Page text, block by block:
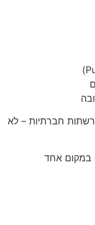
רשתות חברתיות – לא
במקום אחד